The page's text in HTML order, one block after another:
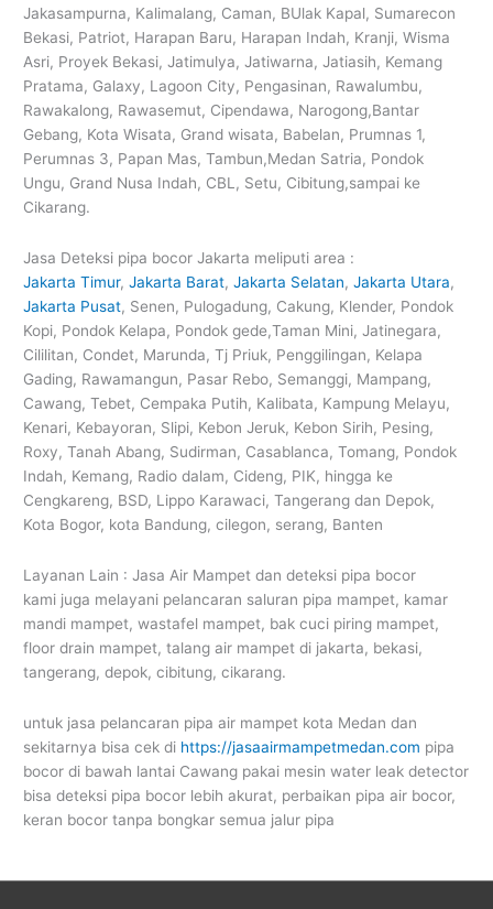
Jakasampurna, Kalimalang, Caman, BUlak Kapal, Sumarecon
Bekasi, Patriot, Harapan Baru, Harapan Indah, Kranji, Wisma
Asri, Proyek Bekasi, Jatimulya, Jatiwarna, Jatiasih, Kemang
Pratama, Galaxy, Lagoon City, Pengasinan, Rawalumbu,
Rawakalong, Rawasemut, Cipendawa, Narogong,Bantar
Gebang, Kota Wisata, Grand wisata, Babelan, Prumnas 1,
Perumnas 3, Papan Mas, Tambun,Medan Satria, Pondok
Ungu, Grand Nusa Indah, CBL, Setu, Cibitung,sampai ke
Cikarang.
Jasa Deteksi pipa bocor Jakarta meliputi area :
Jakarta Timur,Jakarta Barat,Jakarta Selatan,Jakarta Utara,
Jakarta Pusat, Senen, Pulogadung, Cakung, Klender, Pondok
Kopi, Pondok Kelapa, Pondok gede,Taman Mini, Jatinegara,
Cililitan, Condet, Marunda, Tj Priuk, Penggilingan, Kelapa
Gading, Rawamangun, Pasar Rebo, Semanggi, Mampang,
Cawang, Tebet, Cempaka Putih, Kalibata, Kampung Melayu,
Kenari, Kebayoran, Slipi, Kebon Jeruk, Kebon Sirih, Pesing,
Roxy, Tanah Abang, Sudirman, Casablanca, Tomang, Pondok
Indah, Kemang, Radio dalam, Cideng, PIK, hingga ke
Cengkareng, BSD, Lippo Karawaci, Tangerang dan Depok,
Kota Bogor, kota Bandung, cilegon, serang, Banten
Layanan Lain : Jasa Air Mampet dan deteksi pipa bocor
kami juga melayani pelancaran saluran pipa mampet, kamar
mandi mampet, wastafel mampet, bak cuci piring mampet,
floor drain mampet, talang air mampet di jakarta, bekasi,
tangerang, depok, cibitung, cikarang.
untuk jasa pelancaran pipa air mampet kota Medan dan
sekitarnya bisa cek di https://jasaairmampetmedan.com pipa
bocor di bawah lantai Cawang pakai mesin water leak detector
bisa deteksi pipa bocor lebih akurat, perbaikan pipa air bocor,
keran bocor tanpa bongkar semua jalur pipa